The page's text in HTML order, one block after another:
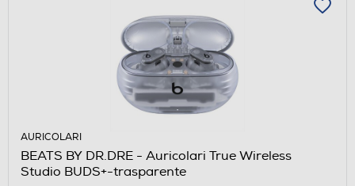
AURICOLARI
BEATS BY DR.DRE - Auricolari True Wireless
Studio BUDS+-trasparente